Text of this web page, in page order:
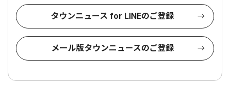
タウンニュース for LINEのご登録
メール版タウンニュースのご登録